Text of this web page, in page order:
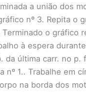
a união dos
nº 3. Repita o
o gráfico
à espera
da última carr. no p.
nº 1.. Trabalhe em
na borda dos